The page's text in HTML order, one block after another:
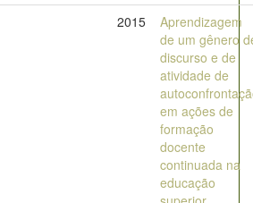
2015
Aprendizagem
de um gênero
discurso e de
atividade de
em ações de
formação
docente
continuada na
educação